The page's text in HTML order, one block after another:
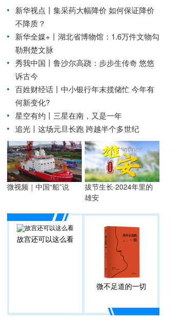
新华视点丨 集采药大幅降价 如何保证降价
不降质？
新华全媒+丨 湖北省博物馆：1.6万件文物勾
勒荆楚文脉
秀我中国丨 鲁沙尔高跷：步步生传奇 悠悠
诉古今
百姓财经话丨中小银行年末揽储忙 今年有
何新变化?
星空有约丨 三星在南，又是一年
追光丨 这场元旦长跑 跨越半个多世纪
微视频｜中国“船”说
拔节生长·2024年里的
雄安
故宫还可以这么看
微不足道的一切